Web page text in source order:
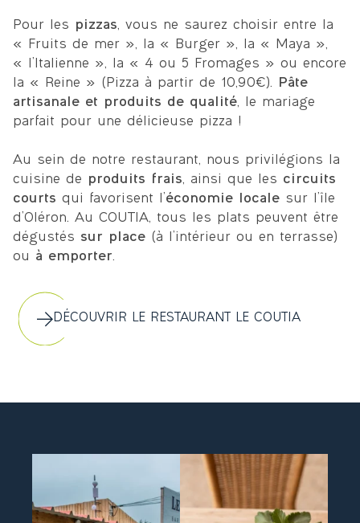
Pour les pizzas , vous ne saurez choisir entre la
« Fruits de mer », la « Burger », la « Maya »,
« l’Italienne », la « 4 ou 5 Fromages » ou encore
la « Reine » (Pizza à partir de 10,90€). Pâte
artisanale et produits de qualité, le mariage
parfait pour une délicieuse pizza !
Au sein de notre restaurant, nous privilégions la
cuisine de produits frais , ainsi que les circuits
courts qui favorisent l’ économie locale sur l’île
d’Oléron. Au COUTIA, tous les plats peuvent être
dégustés sur place (à l’intérieur ou en terrasse)
ou à emporter .
DÉCOUVRIR LE RESTAURANT LE COUTIA